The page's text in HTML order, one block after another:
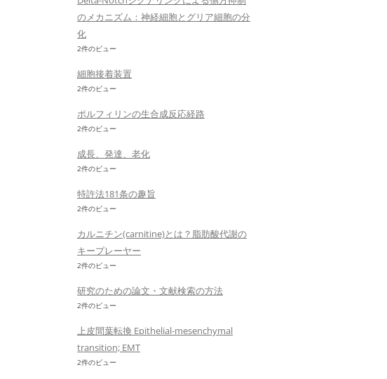
のメカニズム：神経細胞とグリア細胞の分
化
2件のビュー
細胞接着装置
2件のビュー
ポルフィリンの生合成反応経路
2件のビュー
成長、発達、老化
2件のビュー
特許法181条の趣旨
2件のビュー
カルニチン(carnitine)とは？脂肪酸代謝の
キープレーヤー
2件のビュー
研究のための論文・文献検索の方法
2件のビュー
上皮間葉転換 Epithelial-mesenchymal
transition; EMT
2件のビュー